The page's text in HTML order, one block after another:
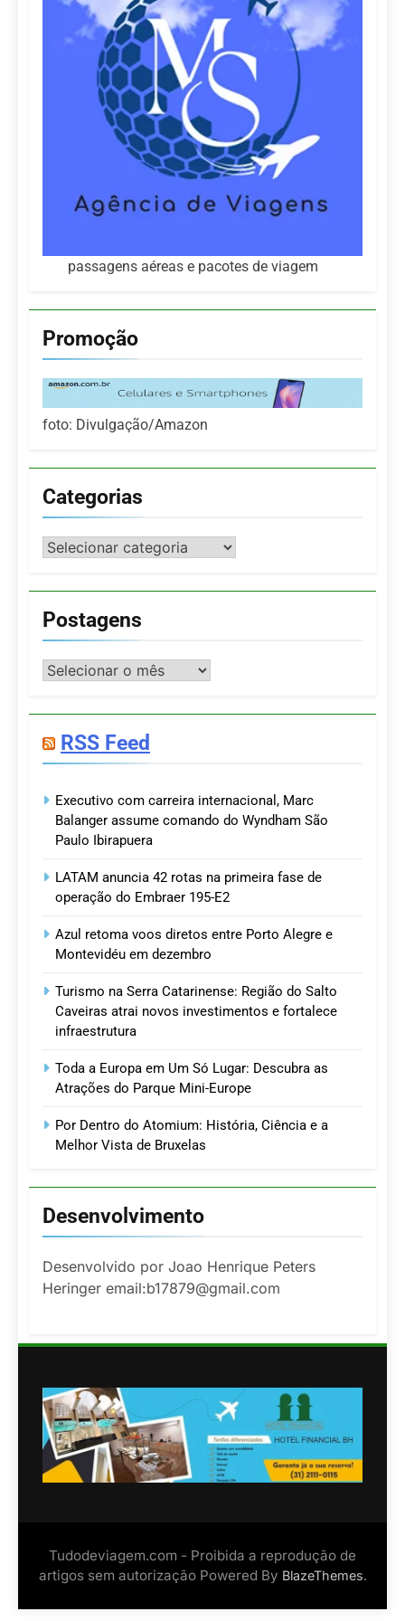
passagens aéreas e pacotes de viagem
Promoção
foto: Divulgação/Amazon
Categorias
Categorias
Postagens
Postagens
RSS Feed
Executivo com carreira internacional, Marc
Balanger assume comando do Wyndham São
Paulo Ibirapuera
LATAM anuncia 42 rotas na primeira fase de
operação do Embraer 195-E2
Azul retoma voos diretos entre Porto Alegre e
Montevidéu em dezembro
Turismo na Serra Catarinense: Região do Salto
Caveiras atrai novos investimentos e fortalece
infraestrutura
Toda a Europa em Um Só Lugar: Descubra as
Atrações do Parque Mini-Europe
Por Dentro do Atomium: História, Ciência e a
Melhor Vista de Bruxelas
Desenvolvimento
Desenvolvido por Joao Henrique Peters
Heringer email:b17879@gmail.com
Tudodeviagem.com - Proibida a reprodução de
artigos sem autorização Powered By BlazeThemes.